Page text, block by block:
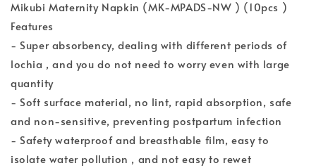
Mikubi Maternity Napkin (MK-MPADS-NW ) (10pcs )
Features
- Super absorbency, dealing with different periods of
lochia , and you do not need to worry even with large
quantity
- Soft surface material, no lint, rapid absorption, safe
and non-sensitive, preventing postpartum infection
- Safety waterproof and breasthable film, easy to
isolate water pollution , and not easy to rewet